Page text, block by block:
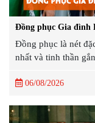
Đồng phục Gia đình
Đồng phục là nét
nhất và tinh thần
06/08/2026